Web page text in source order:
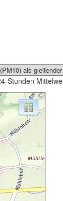
Stunden